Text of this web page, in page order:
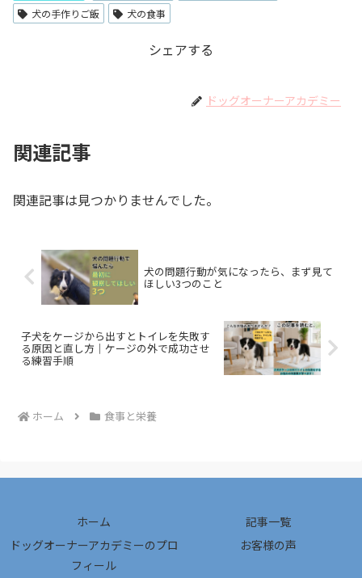
犬の手作りご飯
犬の食事
シェアする
ドッグオーナーアカデミー
関連記事
関連記事は見つかりませんでした。
犬の問題行動が気になったら、まず見て
ほしい3つのこと
子犬をケージから出すとトイレを失敗す
る原因と直し方｜ケージの外で成功させ
る練習手順
ホーム 食事と栄養
ホーム
記事一覧
ドッグオーナーアカデミーのプロ
フィール
お客様の声